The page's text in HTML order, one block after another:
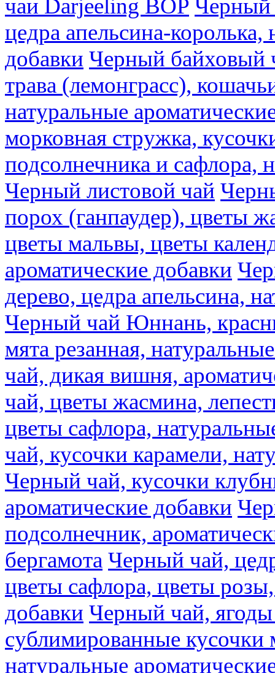
чаи Darjeeling BOP Черный
цедра апельсина-
добавки Черный байховый
трава (лемонграсс),
натуральные
морковная стружка,
подсолнечника и сафлора,
Черный листовой чай
порох (ганпаудер), цветы
цветы мальвы, цветы
ароматические добавки
дерево, цедра апельсина,
Черный чай Юннань,
мята резанная,
чай, дикая вишня,
чай, цветы жасмина,
цветы сафлора,
чай, кусочки карамели,
Черный чай, кусочки
ароматические добавки
подсолнечник,
бергамота Черный чай,
цветы сафлора, цветы
добавки Черный чай,
сублимированные
натуральные